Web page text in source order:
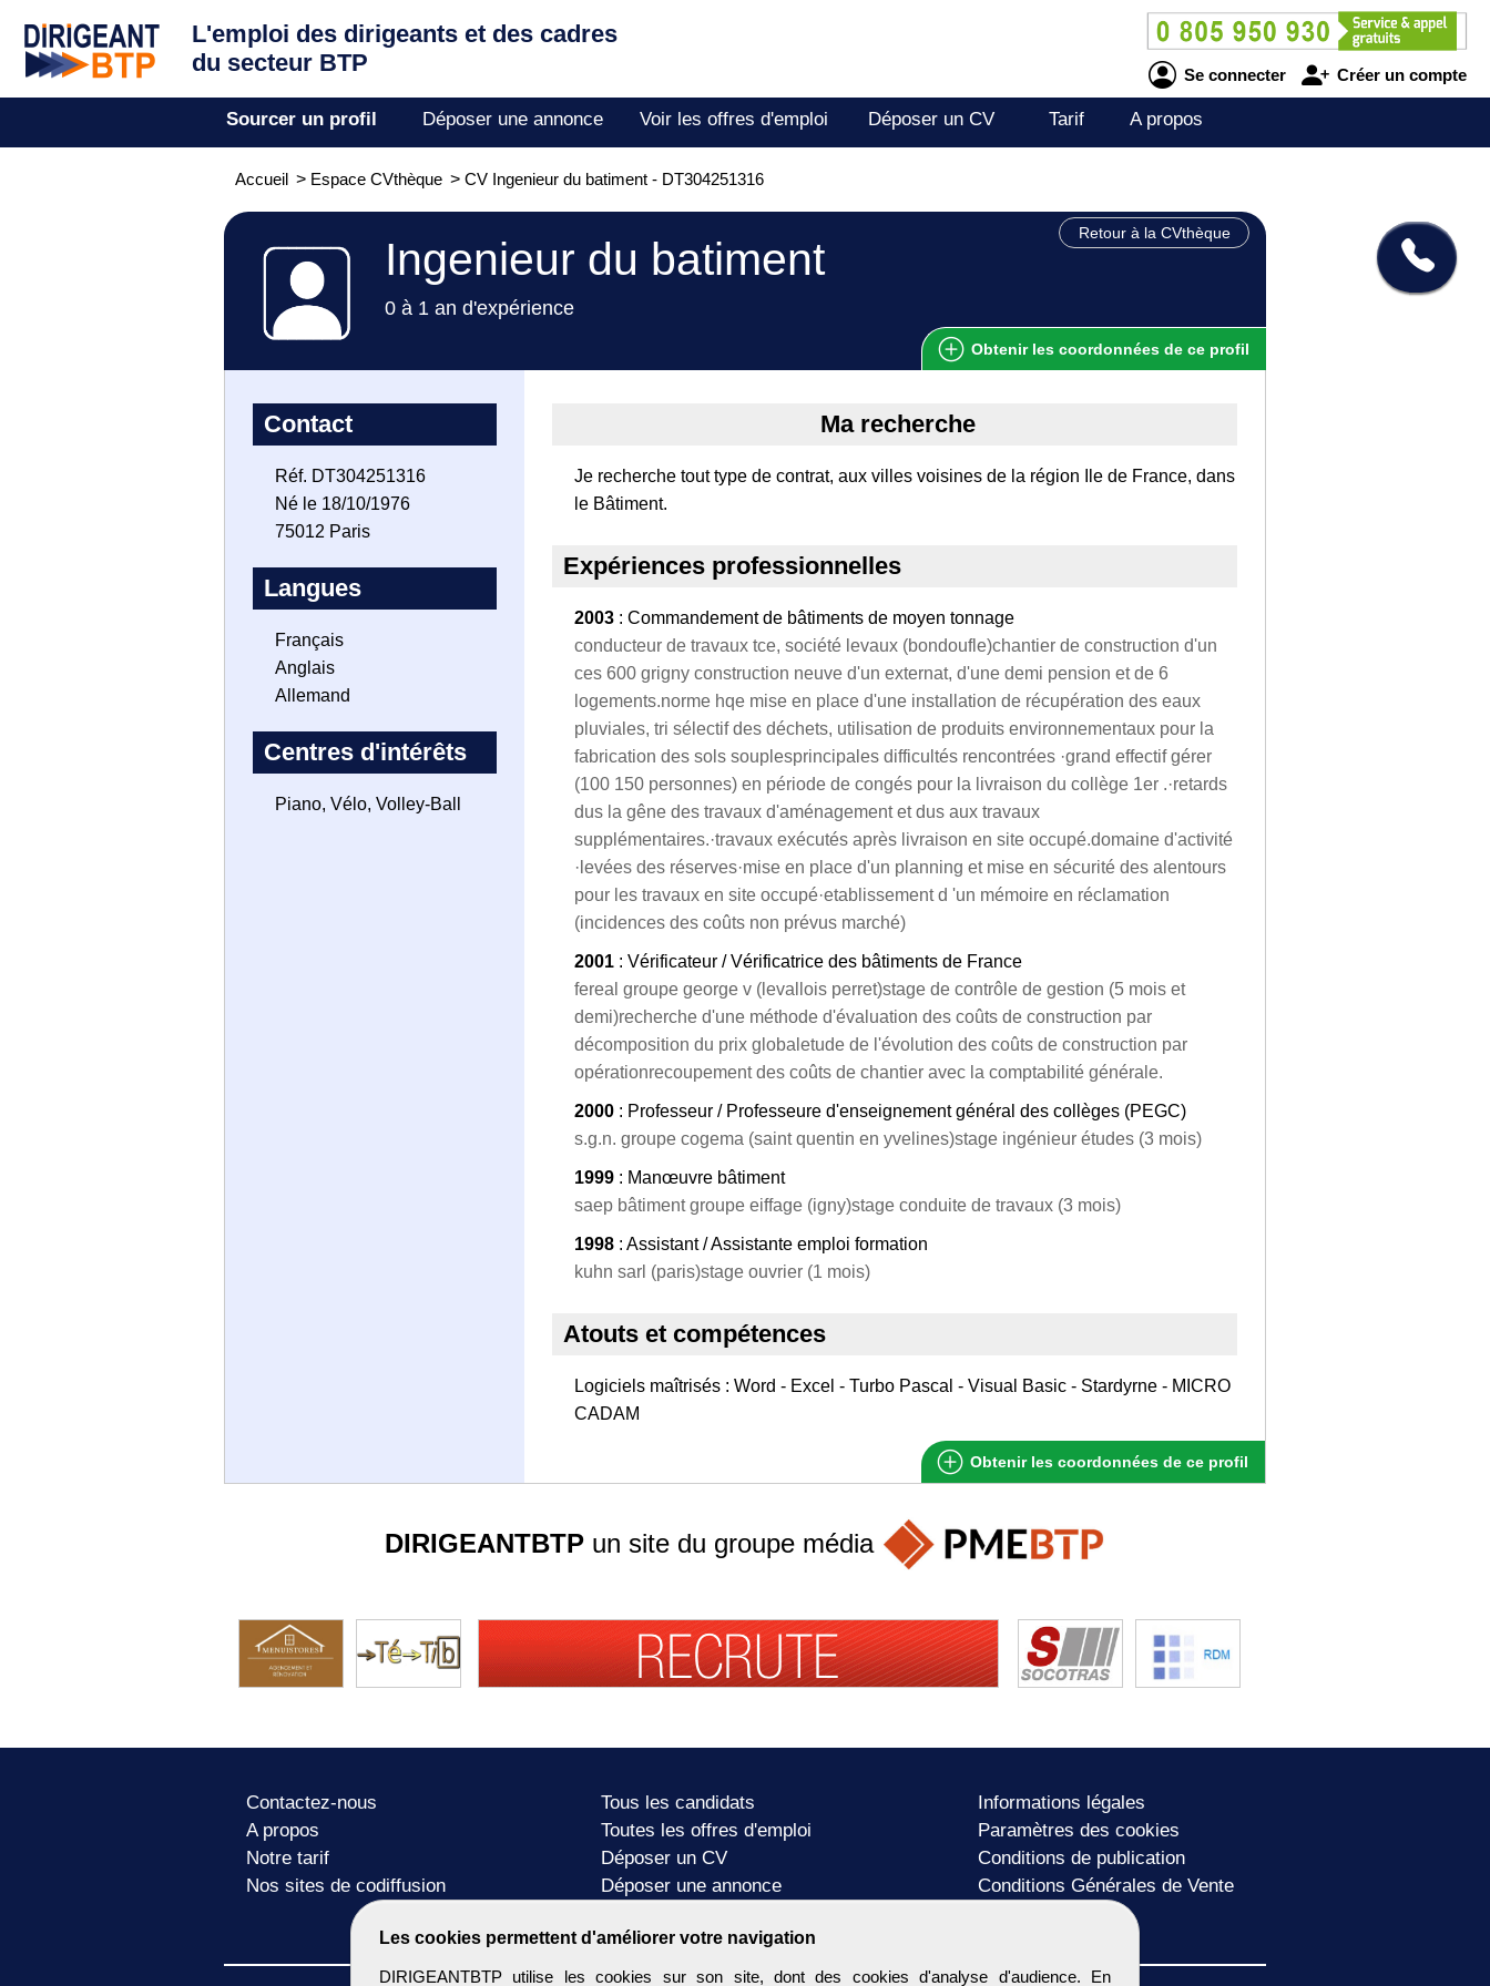
L'emploi des dirigeants et des cadres
du secteur BTP
Se connecter Créer un compte
Sourcer un profil Déposer une annonce Voir les offres d'emploi Déposer un CV Tarif A propos
Accueil > Espace CVthèque > CV Ingenieur du batiment - DT304251316
Retour à la CVthèque
Ingenieur du batiment
0 à 1 an d'expérience
Obtenir les coordonnées de ce profil
Contact
Réf. DT304251316
Né le 18/10/1976
75012 Paris
Langues
Français
Anglais
Allemand
Centres d'intérêts
Piano, Vélo, Volley-Ball
Ma recherche
Je recherche tout type de contrat, aux villes voisines de la région Ile de France, dans
le Bâtiment.
Expériences professionnelles
2003 : Commandement de bâtiments de moyen tonnage
conducteur de travaux tce, société levaux (bondoufle)chantier de construction d'un
ces 600 grigny construction neuve d'un externat, d'une demi pension et de 6
logements.norme hqe mise en place d'une installation de récupération des eaux
pluviales, tri sélectif des déchets, utilisation de produits environnementaux pour la
fabrication des sols souplesprincipales difficultés rencontrées ·grand effectif gérer
(100 150 personnes) en période de congés pour la livraison du collège 1er .·retards
dus la gêne des travaux d'aménagement et dus aux travaux
supplémentaires.·travaux exécutés après livraison en site occupé.domaine d'activité
·levées des réserves·mise en place d'un planning et mise en sécurité des alentours
pour les travaux en site occupé·etablissement d 'un mémoire en réclamation
(incidences des coûts non prévus marché)
2001 : Vérificateur / Vérificatrice des bâtiments de France
fereal groupe george v (levallois perret)stage de contrôle de gestion (5 mois et
demi)recherche d'une méthode d'évaluation des coûts de construction par
décomposition du prix globaletude de l'évolution des coûts de construction par
opérationrecoupement des coûts de chantier avec la comptabilité générale.
2000 : Professeur / Professeure d'enseignement général des collèges (PEGC)
s.g.n. groupe cogema (saint quentin en yvelines)stage ingénieur études (3 mois)
1999 : Manœuvre bâtiment
saep bâtiment groupe eiffage (igny)stage conduite de travaux (3 mois)
1998 : Assistant / Assistante emploi formation
kuhn sarl (paris)stage ouvrier (1 mois)
Atouts et compétences
Logiciels maîtrisés : Word - Excel - Turbo Pascal - Visual Basic - Stardyrne - MICRO
CADAM
Obtenir les coordonnées de ce profil
Les cookies permettent d'améliorer votre navigation
DIRIGEANTBTP utilise les cookies sur son site, dont des cookies d'analyse d'audience. En
DIRIGEANTBTPun site du groupe média
Contactez-nous
A propos
Notre tarif
Nos sites de codiffusion
Tous les candidats
Toutes les offres d'emploi
Déposer un CV
Déposer une annonce
Informations légales
Paramètres des cookies
Conditions de publication
Conditions Générales de Vente